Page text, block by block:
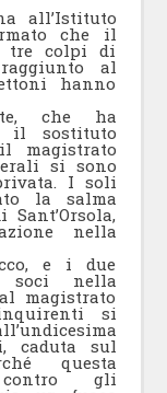
all’Istituto
che il
tre colpi di
al
hanno
che ha
il sostituto
magistrato
si sono
I soli
la salma
nella
e i due
soci nella
magistrato
si
caduta sul
questa
gli